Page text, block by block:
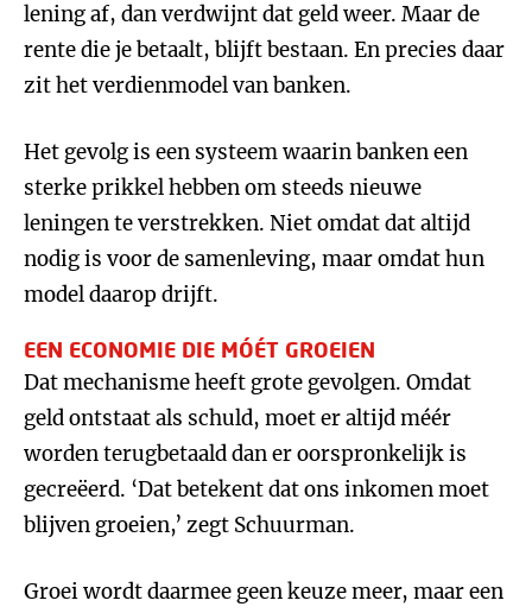
lening af, dan verdwijnt dat geld weer. Maar de
rente die je betaalt, blijft bestaan. En precies daar
zit het verdienmodel van banken.
Het gevolg is een systeem waarin banken een
sterke prikkel hebben om steeds nieuwe
leningen te verstrekken. Niet omdat dat altijd
nodig is voor de samenleving, maar omdat hun
model daarop drijft.
EEN ECONOMIE DIE MÓÉT GROEIEN
Dat mechanisme heeft grote gevolgen. Omdat
geld ontstaat als schuld, moet er altijd méér
worden terugbetaald dan er oorspronkelijk is
gecreëerd. ‘Dat betekent dat ons inkomen moet
blijven groeien,’ zegt Schuurman.
Groei wordt daarmee geen keuze meer, maar een